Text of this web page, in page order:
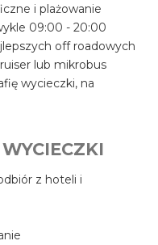
i plażowanie
09:00 - 20:00
off roadowych
lub mikrobus
wycieczki, na
z hoteli i